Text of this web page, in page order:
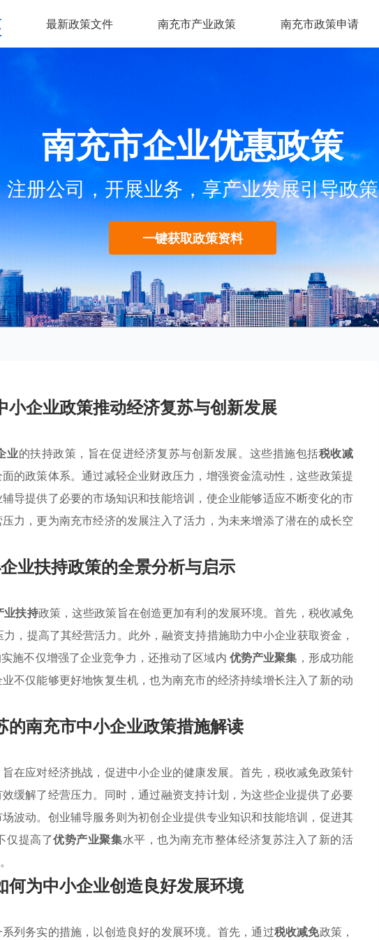
最新政策文件 南充市产业政策 南充市政策申请
南充市企业优惠政策
注册公司，开展业务，享产业发展引导政策
一键获取政策资料
小企业政策推动经济复苏与创新发展
业的扶持政策，旨在促进经济复苏与创新发展。这些措施包括税收减
的政策体系。通过减轻企业财政压力，增强资金流动性，这些政策提
导提供了必要的市场知识和技能培训，使企业能够适应不断变化的市
力，更为南充市经济的发展注入了活力，为未来增添了潜在的成长空
业扶持政策的全景分析与启示
业扶持政策，这些政策旨在创造更加有利的发展环境。首先，税收减免
力，提高了其经营活力。此外，融资支持措施助力中小企业获取资金，
施不仅增强了企业竞争力，还推动了区域内 优势产业聚集 ，形成功能
不仅能够更好地恢复生机，也为南充市的经济持续增长注入了新的动
的南充市中小企业政策措施解读
在应对经济挑战，促进中小企业的健康发展。首先，税收减免政策针
缓解了经营压力。同时，通过融资支持计划，为这些企业提供了必要
波动。创业辅导服务则为初创企业提供专业知识和技能培训，促进其
仅提高了优势产业聚集水平，也为南充市整体经济复苏注入了新的活
何为中小企业创造良好发展环境
列务实的措施，以创造良好的发展环境。首先，通过税收减免政策，